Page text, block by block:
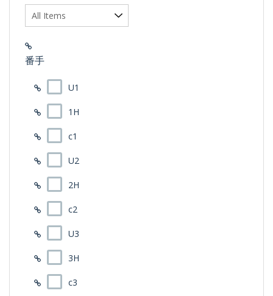
番手
U1
1H
c1
U2
2H
c2
U3
3H
c3